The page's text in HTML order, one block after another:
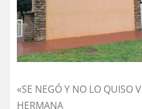
«SE NEGÓ Y NO LO QUISO
HERMANA